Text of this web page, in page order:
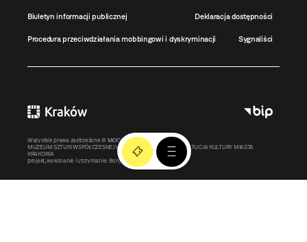
Biuletyn informacji publicznej Deklaracja dostępności
Procedura przeciwdziałania mobbingowi i dyskryminacji Sygnaliści
Wszystkie prawa zastrzeżone © MOCAK2011-2026
MUZEUM SZTUKI WSPÓŁCZESNEJ W KRAKOWIE MOCAK – INSTYTUCJA KULTURY MIASTA
KRAKOWA
projekt, wykonanie i utrzymanie: Bonjour.pl